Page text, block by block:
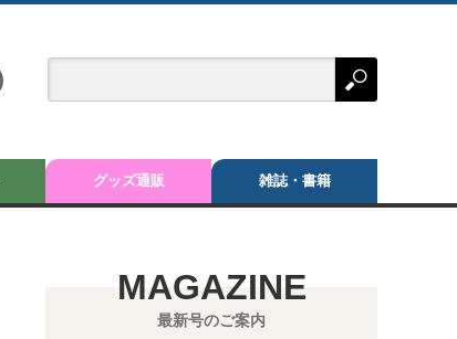
グッズ通販 雑誌・書籍
MAGAZINE
最新号のご案内